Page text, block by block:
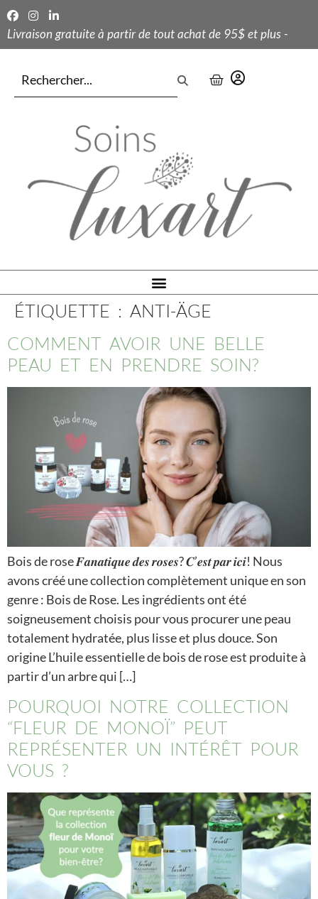
Livraison gratuite à partir de tout achat de 95$ et plus -
ÉTIQUETTE : ANTI-ÄGE
COMMENT AVOIR UNE BELLE
PEAU ET EN PRENDRE SOIN?
Bois de rose 𝑭𝒂𝒏𝒂𝒕𝒊𝒒𝒖𝒆 𝒅𝒆𝒔 𝒓𝒐𝒔𝒆𝒔? 𝑪’𝒆𝒔𝒕 𝒑𝒂𝒓 𝒊𝒄𝒊! Nous
avons créé une collection complètement unique en son
genre : Bois de Rose. Les ingrédients ont été
soigneusement choisis pour vous procurer une peau
totalement hydratée, plus lisse et plus douce. Son
origine L’huile essentielle de bois de rose est produite à
partir d’un arbre qui […]
POURQUOI NOTRE COLLECTION
“FLEUR DE MONOÏ” PEUT
REPRÉSENTER UN INTÉRÊT POUR
VOUS ?